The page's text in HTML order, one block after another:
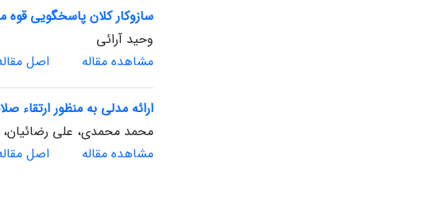
سازوکار کلان پاسخگویی قوه
وحید آرائی
مشاهده مقاله
اصل
ارائه مدلی به منظور
محمد محمدی، علی رضائیان،
مشاهده مقاله
اصل